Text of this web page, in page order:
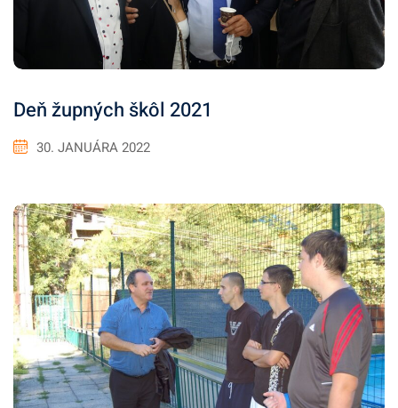
Deň župných škôl 2021
30. JANUÁRA 2022